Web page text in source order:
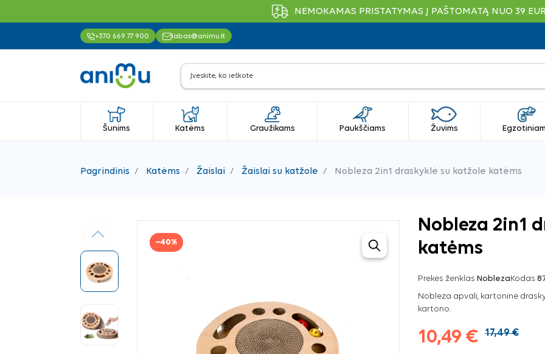
NEMOKAMAS PRISTATYMAS Į PAŠTOMATĄ NUO 39 EUR
+370 669 77 900 labas@animu.lt
Šunims Katėms Graužikams Paukščiams Žuvims
Pagrindinis Katėms Žaislai Žaislai su katžole Nobleza 2in1 draskyklė su katžole katėms
−40%
Ankstesnis
Nobleza 2in1
katėms
Prekės ženklas NoblezaKodas
Nobleza apvali, kartoninė
kartono.
10,49 € 17,49 €